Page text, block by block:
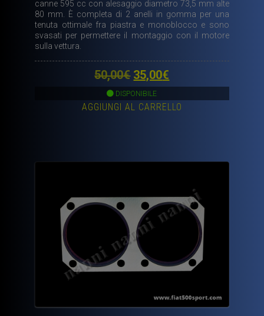
canne 595 cc con alesaggio diametro 73,5 mm alte
80 mm. È completa di 2 anelli in gomma per una
tenuta ottimale fra piastra e monoblocco e sono
svasati per permettere il montaggio con il motore
sulla vettura.
50,00€ Il
prezzo
originale
35,00€
attuale
DISPONIBILE
AGGIUNGI AL CARRELLO